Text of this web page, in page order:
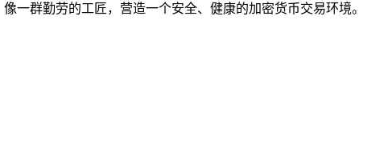
一群勤劳的工匠，营造一个安全、健康的加密货币交易环境。